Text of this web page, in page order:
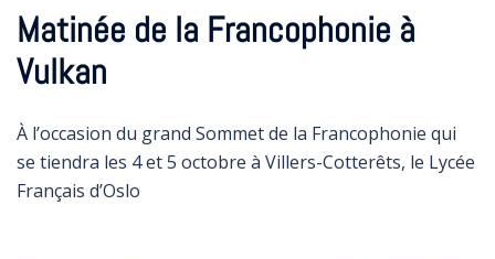
Matinée de la Francophonie à
Vulkan
À l’occasion du grand Sommet de la Francophonie qui
se tiendra les 4 et 5 octobre à Villers-Cotterêts, le Lycée
Français d’Oslo